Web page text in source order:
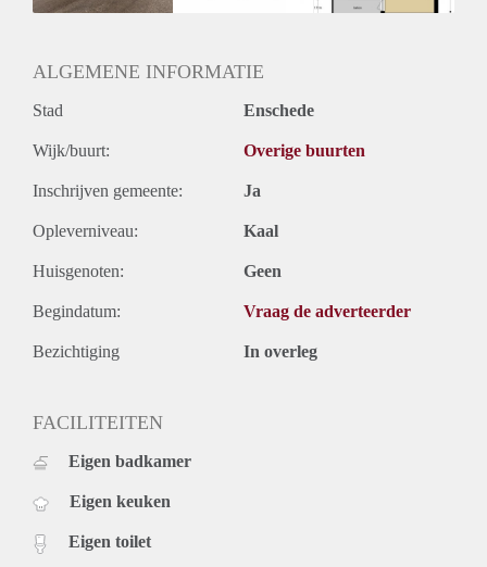
Onbepaalde termijn
ALGEMENE INFORMATIE
Stad Enschede
Wijk/buurt: Overige buurten
Inschrijven gemeente: Ja
Opleverniveau: Kaal
Huisgenoten: Geen
Begindatum: Vraag de adverteerder
Bezichtiging In overleg
FACILITEITEN
Eigen badkamer
Eigen keuken
Eigen toilet